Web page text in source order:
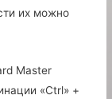
их можно
Master
«Ctrl» +